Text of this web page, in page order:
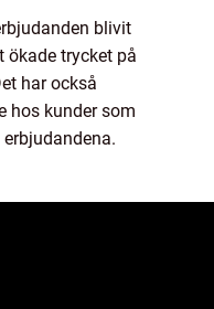
blivit
ökade trycket på
har också
hos kunder som